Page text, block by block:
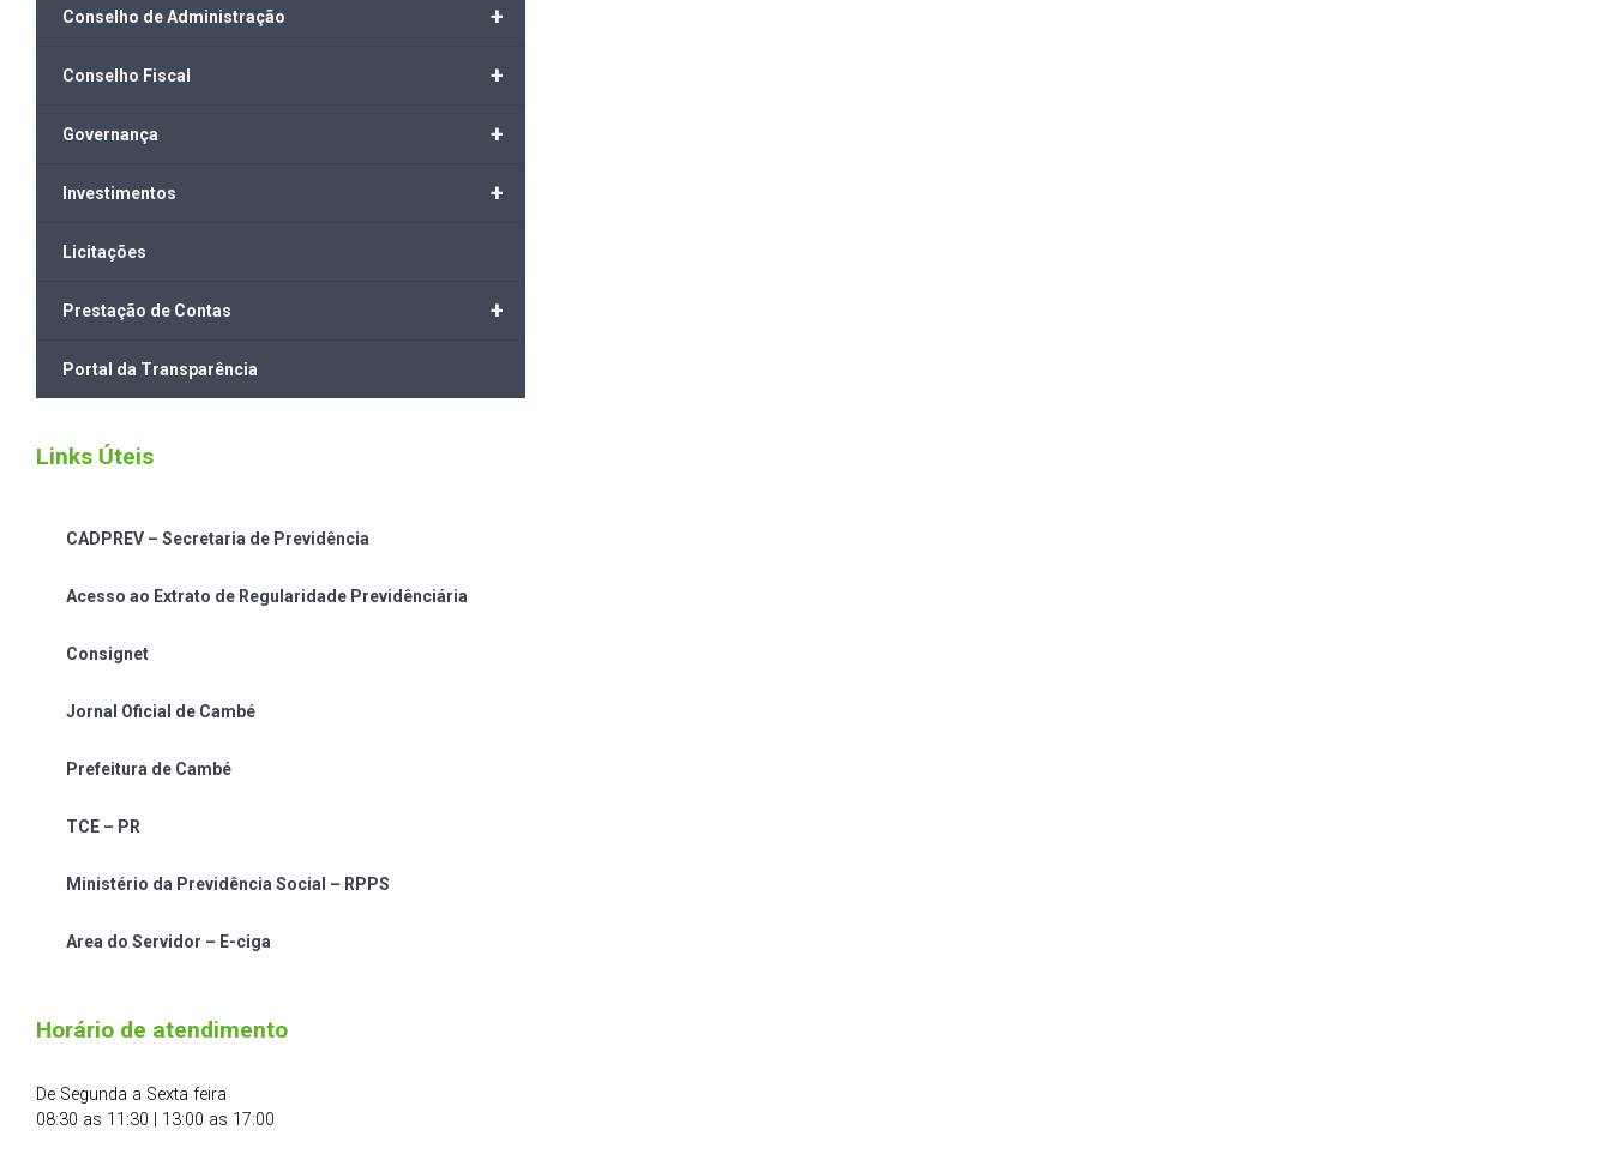
+
Conselho de Administração
+
Conselho Fiscal
+
Governança
+
Investimentos
Licitações
+
Prestação de Contas
Portal da Transparência
Links Úteis
CADPREV – Secretaria de Previdência
Acesso ao Extrato de Regularidade Previdênciária
Consignet
Jornal Oficial de Cambé
Prefeitura de Cambé
TCE – PR
Ministério da Previdência Social – RPPS
Area do Servidor – E-ciga
Horário de atendimento
De Segunda a Sexta feira
08:30 as 11:30 | 13:00 as 17:00